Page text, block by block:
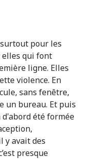
surtout pour les
elles qui font
ligne. Elles
violence. En
sans fenêtre,
un bureau. Et puis
été formée
y avait des
presque